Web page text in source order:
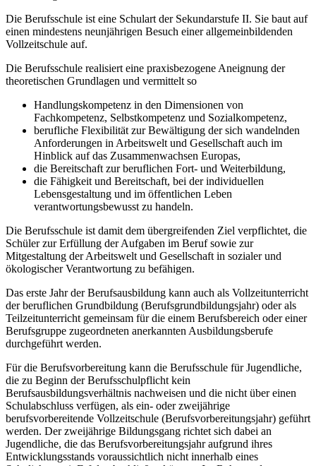
Die Berufsschule ist eine Schulart der Sekundarstufe II. Sie baut auf
einen mindestens neunjährigen Besuch einer allgemeinbildenden
Vollzeitschule auf.
Die Berufsschule realisiert eine praxisbezogene Aneignung der
theoretischen Grundlagen und vermittelt so
Handlungskompetenz in den Dimensionen von
Fachkompetenz, Selbstkompetenz und Sozialkompetenz,
berufliche Flexibilität zur Bewältigung der sich wandelnden
Anforderungen in Arbeitswelt und Gesellschaft auch im
Hinblick auf das Zusammenwachsen Europas,
die Bereitschaft zur beruflichen Fort- und Weiterbildung,
die Fähigkeit und Bereitschaft, bei der individuellen
Lebensgestaltung und im öffentlichen Leben
verantwortungsbewusst zu handeln.
Die Berufsschule ist damit dem übergreifenden Ziel verpflichtet, die
Schüler zur Erfüllung der Aufgaben im Beruf sowie zur
Mitgestaltung der Arbeitswelt und Gesellschaft in sozialer und
ökologischer Verantwortung zu befähigen.
Das erste Jahr der Berufsausbildung kann auch als Vollzeitunterricht
der beruflichen Grundbildung (Berufsgrundbildungsjahr) oder als
Teilzeitunterricht gemeinsam für die einem Berufsbereich oder einer
Berufsgruppe zugeordneten anerkannten Ausbildungsberufe
durchgeführt werden.
Für die Berufsvorbereitung kann die Berufsschule für Jugendliche,
die zu Beginn der Berufsschulpflicht kein
Berufsausbildungsverhältnis nachweisen und die nicht über einen
Schulabschluss verfügen, als ein- oder zweijährige
berufsvorbereitende Vollzeitschule (Berufsvorbereitungsjahr) geführt
werden. Der zweijährige Bildungsgang richtet sich dabei an
Jugendliche, die das Berufsvorbereitungsjahr aufgrund ihres
Entwicklungsstands voraussichtlich nicht innerhalb eines